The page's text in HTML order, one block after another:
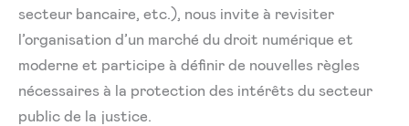
secteur bancaire, etc.), nous invite à revisiter
l’organisation d’un marché du droit numérique et
moderne et participe à définir de nouvelles règles
nécessaires à la protection des intérêts du secteur
public de la justice.